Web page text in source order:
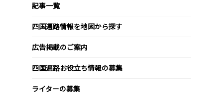
記事一覧
四国遍路情報を地図から探す
広告掲載のご案内
四国遍路お役立ち情報の募集
ライターの募集